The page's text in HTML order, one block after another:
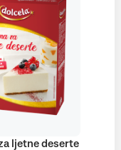
ljetne deserte